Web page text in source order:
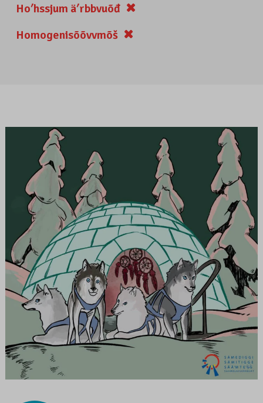
Hoʹhssjum äʹrbbvuõđ
Homogenisõõvvmõš